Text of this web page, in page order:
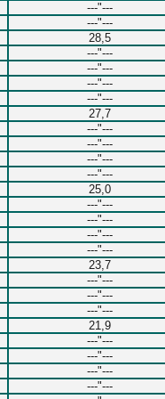
---"---
---"---
28,5
---"---
---"---
---"---
---"---
27,7
---"---
---"---
---"---
---"---
25,0
---"---
---"---
---"---
---"---
23,7
---"---
---"---
---"---
21,9
---"---
---"---
---"---
---"---